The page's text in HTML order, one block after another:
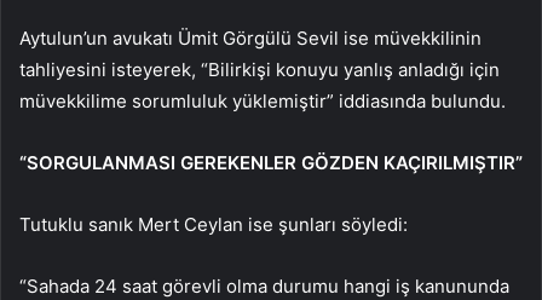
Aytulun’un avukatı Ümit Görgülü Sevil ise müvekkilinin
tahliyesini isteyerek, “Bilirkişi konuyu yanlış anladığı için
müvekkilime sorumluluk yüklemiştir” iddiasında bulundu.
“SORGULANMASI GEREKENLER GÖZDEN KAÇIRILMIŞTIR”
Tutuklu sanık Mert Ceylan ise şunları söyledi:
“Sahada 24 saat görevli olma durumu hangi iş kanununda